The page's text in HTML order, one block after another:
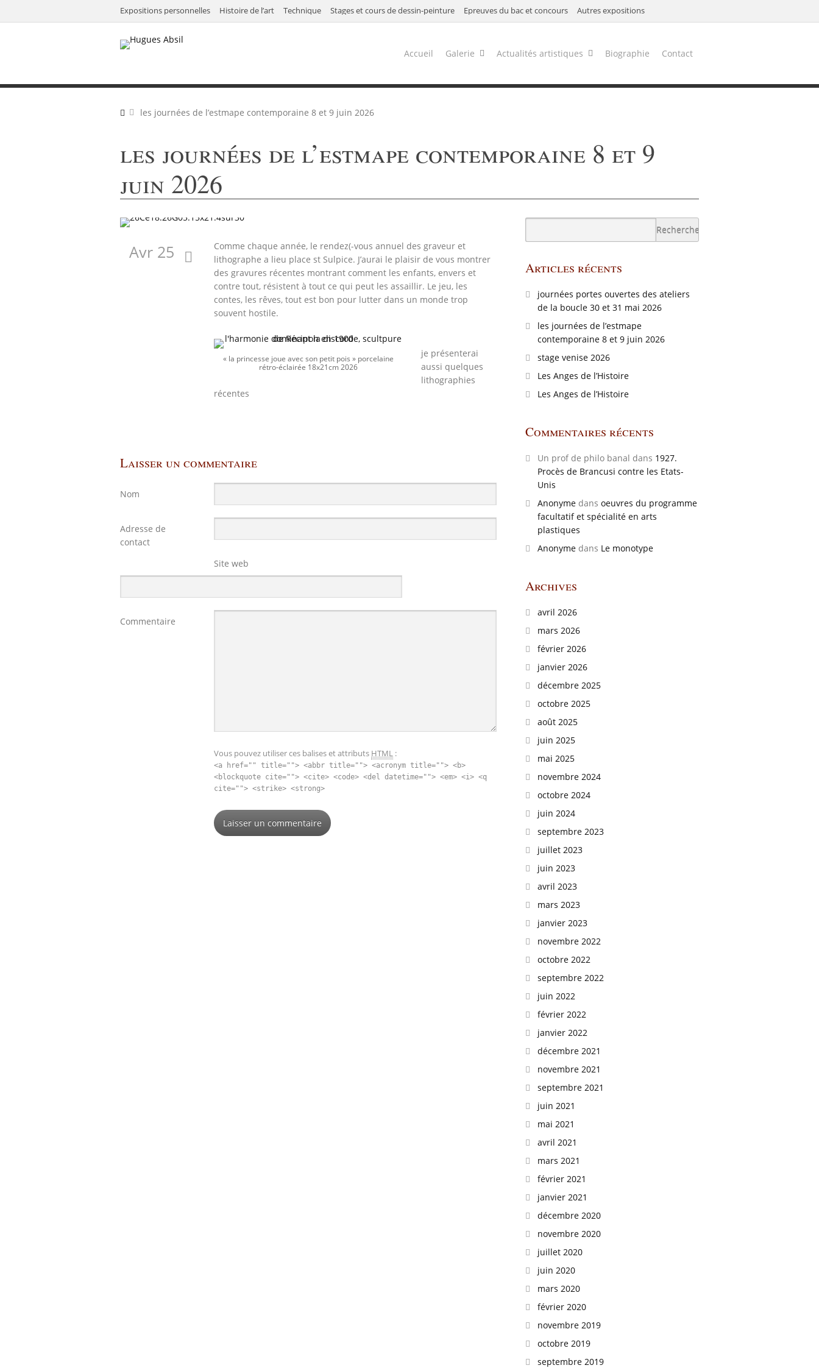
Expositions personnelles Histoire de l’art Technique Stages et cours de dessin-peinture Épreuves du bac et concours Autres expositions
Accueil Galerie Actualités artistiques Biographie Contact
les journées de l’estmape contemporaine 8 et 9 juin 2026
les journées de l’estmape contemporaine 8 et 9
juin 2026
Avr 25
Comme chaque année, le rendez(-vous annuel des graveur et
lithographe a lieu place st Sulpice. J’aurai le plaisir de vous montrer
des gravures récentes montrant comment les enfants, envers et
contre tout, résistent à tout ce qui peut les assaillir. Le jeu, les
contes, les rêves, tout est bon pour lutter dans un monde trop
souvent hostile.
« la princesse joue avec son petit pois » porcelaine
rétro-éclairée 18x21cm 2026
je présenterai
aussi quelques
lithographies
récentes
Laisser un commentaire
Nom
Adresse de
contact
Site web
Commentaire
Vous pouvez utiliser ces balises et attributs HTML :
<a href="" title=""> <abbr title=""> <acronym title=""> <b>
<blockquote cite=""> <cite> <code> <del datetime=""> <em> <i> <q
cite=""> <strike> <strong>
Articles récents
journées portes ouvertes des ateliers
de la boucle 30 et 31 mai 2026
les journées de l’estmape
contemporaine 8 et 9 juin 2026
stage venise 2026
Les Anges de l’Histoire
Les Anges de l’Histoire
Commentaires récents
Un prof de philo banal dans 1927.
Procès de Brancusi contre les Etats-
Unis
Anonyme dans oeuvres du programme
facultatif et spécialité en arts
plastiques
Anonyme dans Le monotype
Archives
avril 2026
mars 2026
février 2026
janvier 2026
décembre 2025
octobre 2025
août 2025
juin 2025
mai 2025
novembre 2024
octobre 2024
juin 2024
septembre 2023
juillet 2023
juin 2023
avril 2023
mars 2023
janvier 2023
novembre 2022
octobre 2022
septembre 2022
juin 2022
février 2022
janvier 2022
décembre 2021
novembre 2021
septembre 2021
juin 2021
mai 2021
avril 2021
mars 2021
février 2021
janvier 2021
décembre 2020
novembre 2020
juillet 2020
juin 2020
mars 2020
février 2020
novembre 2019
octobre 2019
septembre 2019